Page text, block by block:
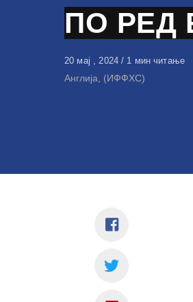
ПО РЕД
Објавено
на
20 мај , 2024 1 мин читање
Англија, (ИФФХС)